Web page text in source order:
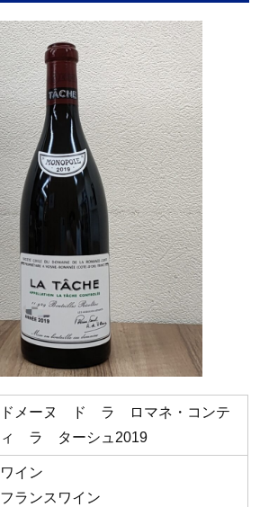
ドメーヌ ド ラ ロマネ・コンテ
ィ ラ ターシュ2019
ワイン
フランスワイン